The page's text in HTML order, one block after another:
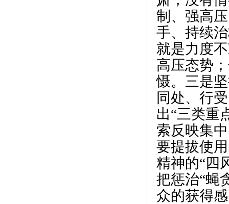
制、强高
手、持续
就是力度
高压态势
慑。三是
同处、行
出“三类重
索反映集
要提拔使
精神的“四
把惩治“蝇
众的获得